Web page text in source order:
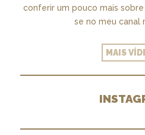
conferir um pouco mais
se no meu canal
MAIS